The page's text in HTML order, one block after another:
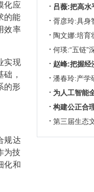
化应
的能
效率
实现
，
的形
规达
为技
化和
胥彦玲:具身
为人工智能
第三届生态